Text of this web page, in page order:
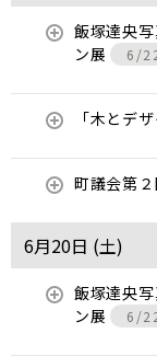
飯塚達央
ン展
6/
「木とデ
町議会第
6月20日 (土)
飯塚達央
ン展
6/